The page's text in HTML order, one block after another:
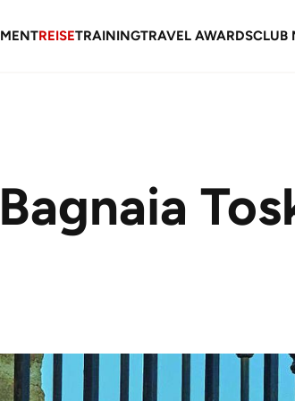
REISETRAININGTRAVEL AWARDSCLUB